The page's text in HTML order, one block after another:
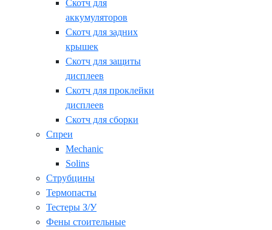
Скотч для
аккумуляторов
Скотч для задних
крышек
Скотч для защиты
дисплеев
Скотч для проклейки
дисплеев
Скотч для сборки
Спреи
Mechanic
Solins
Струбцины
Термопасты
Тестеры З/У
Фены стоительные